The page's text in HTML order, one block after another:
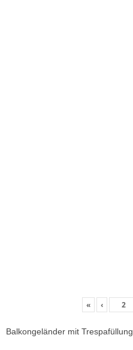
« ‹
Balkongeländer mit Trespafüllung